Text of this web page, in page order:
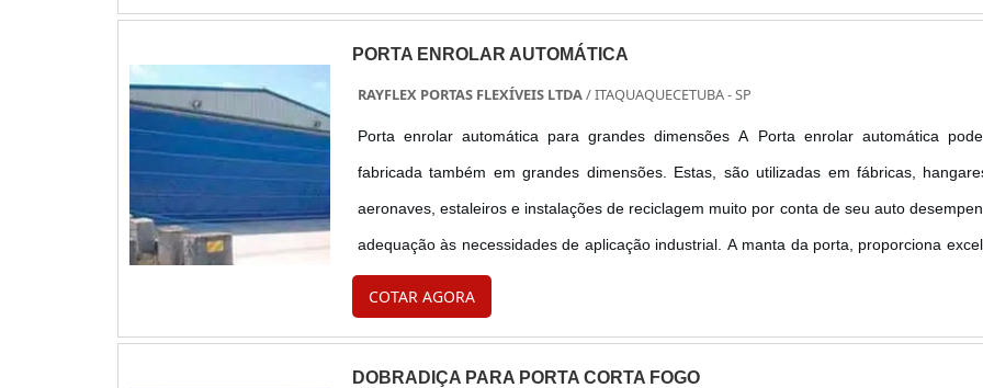
PORTA ENROLAR AUTOMÁTICA
RAYFLEX PORTAS FLEXÍVEIS LTDA/ ITAQUAQUECETUBA - SP
Porta enrolar automática para grandes dimensões A Porta enrolar automática
fabricada também em grandes dimensões. Estas, são utilizadas em fábricas,
aeronaves, estaleiros e instalações de reciclagem muito por conta de seu auto
adequação às necessidades de aplicação industrial. A manta da porta, proporciona
vedação e segurança à Porta enrolar automática, que conta com uma velocidade de
variada....
COTAR AGORA
DOBRADIÇA PARA PORTA CORTA FOGO